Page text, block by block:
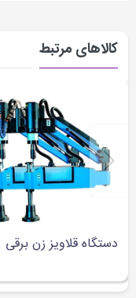
کالاهای مرتبط
دستگاه قلاویز زن برقی